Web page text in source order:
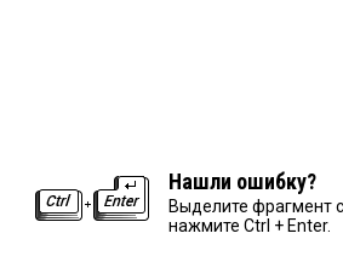
Нашли ошибку?
Выделите фрагмент
нажмите Ctrl + Enter.